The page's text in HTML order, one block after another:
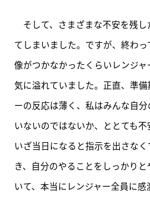
そして、さまざまな不安を残し
てしまいました。ですが、終わ
像がつかなかったくらいレンジ
気に溢れていました。正直、準
ーの反応は薄く、私はみんな自
いないのではないか、ととても不
いざ当日になると指示を出さな
き、自分のやることをしっかり
いて、本当にレンジャー全員に感